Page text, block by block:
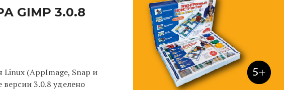
GIMP 3.0.8
Linux (AppImage, Snap и
3.0.8 уделено